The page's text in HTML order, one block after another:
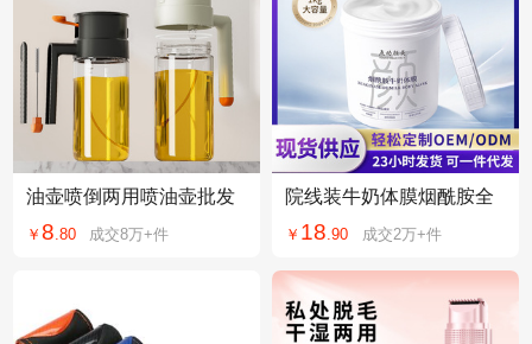
油壶喷倒两用喷油壶批发
油油瓶源头工厂
￥ 8 80 成交8万+件
院线装牛奶体膜烟酰胺全
膜烟酰胺身体乳
￥ 18 .90 成交2万+件